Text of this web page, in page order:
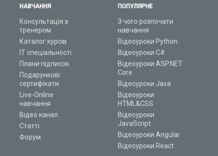
НАВЧАННЯ
Консультація з
тренером
Каталог курсів
ІТ спеціальності
Плани підписок
Подарункові
сертифікати
Live-Online
навчання
Відео канал
Статті
Форум
ПОПУЛЯРНЕ
З чого розпочати
навчання
Відеоуроки Python
Відеоуроки C#
Відеоуроки ASP.NET
Core
Відеоуроки Java
Відеоуроки
HTML&CSS
Відеоуроки
JavaScript
Відеоуроки Angular
Відеоуроки React